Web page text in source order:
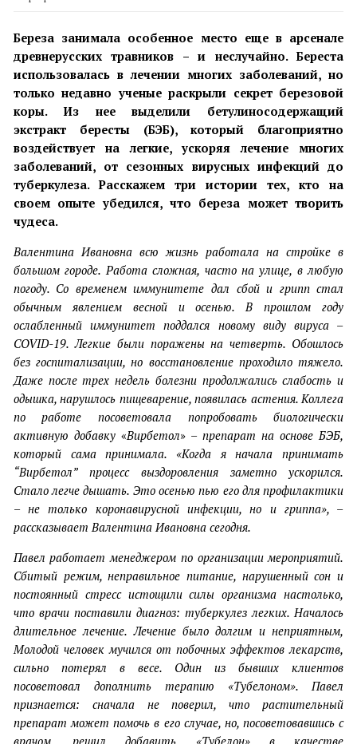
Береза занимала особенное место еще в арсенале
древнерусских травников – и неслучайно. Береста
использовалась в лечении многих заболеваний, но
только недавно ученые раскрыли секрет березовой
коры. Из нее выделили бетулиносодержащий
экстракт бересты (БЭБ), который благоприятно
воздействует на легкие, ускоряя лечение многих
заболеваний, от сезонных вирусных инфекций до
туберкулеза. Расскажем три истории тех, кто на
своем опыте убедился, что береза может творить
чудеса.
Валентина Ивановна всю жизнь работала на стройке в
большом городе. Работа сложная, часто на улице, в любую
погоду. Со временем иммунитете дал сбой и грипп стал
обычным явлением весной и осенью. В прошлом году
ослабленный иммунитет поддался новому виду вируса –
COVID-19. Легкие были поражены на четверть. Обошлось
без госпитализации, но восстановление проходило тяжело.
Даже после трех недель болезни продолжались слабость и
одышка, нарушлось пищеварение, появилась астения. Коллега
по работе посоветовала попробовать биологически
активную добавку «Вирбетол»– препарат на основе БЭБ,
который сама принимала. «Когда я начала принимать
“Вирбетол” процесс выздоровления заметно ускорился.
Стало легче дышать. Это осенью пью его для профилактики
– не только коронавирусной инфекции, но и гриппа», –
рассказывает Валентина Ивановна сегодня.
Павел работает менеджером по организации мероприятий.
Сбитый режим, неправильное питание, нарушенный сон и
постоянный стресс истощили силы организма настолько,
что врачи поставили диагноз: туберкулез легких. Началось
длительное лечение. Лечение было долгим и неприятным,
Молодой человек мучился от побочных эффектов лекарств,
сильно потерял в весе. Один из бывших клиентов
посоветовал дополнить терапию «Тубелоном». Павел
признается: сначала не поверил, что растительный
препарат может помочь в его случае, но, посоветовавшись с
врачом, решил добавить «Тубелон» в качестве